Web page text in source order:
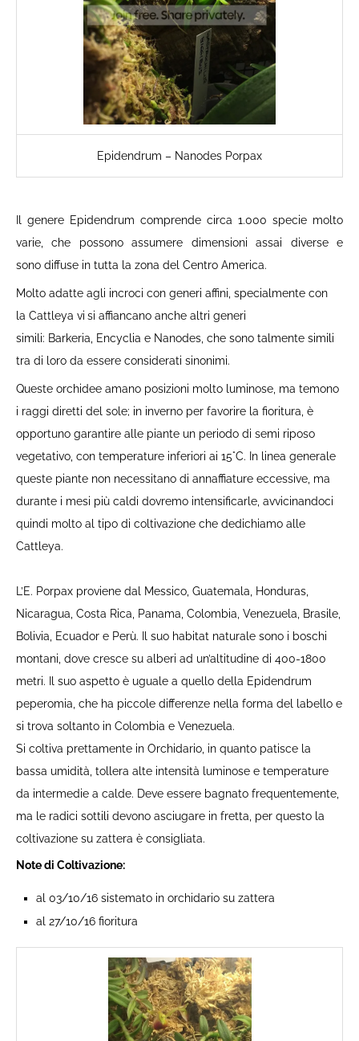
Epidendrum – Nanodes Porpax
Il genere Epidendrum comprende circa 1.000 specie molto
varie, che possono assumere dimensioni assai diverse e
sono diffuse in tutta la zona del Centro America.
Molto adatte agli incroci con generi affini, specialmente con
la Cattleya vi si affiancano anche altri generi
simili: Barkeria, Encyclia e Nanodes , che sono talmente simili
tra di loro da essere considerati sinonimi.
Queste orchidee amano posizioni molto luminose, ma temono
i raggi diretti del sole; in inverno per favorire la fioritura, è
opportuno garantire alle piante un periodo di semi riposo
vegetativo, con temperature inferiori ai 15°C. In linea generale
queste piante non necessitano di annaffiature eccessive, ma
durante i mesi più caldi dovremo intensificarle, avvicinandoci
quindi molto al tipo di coltivazione che dedichiamo alle
Cattleya.
L’E. Porpax proviene dal Messico, Guatemala, Honduras,
Nicaragua, Costa Rica, Panama, Colombia, Venezuela, Brasile,
Bolivia, Ecuador e Perù. Il suo habitat naturale sono i boschi
montani, dove cresce su alberi ad un’altitudine di 400-1800
metri. Il suo aspetto è uguale a quello della Epidendrum
peperomia, che ha piccole differenze nella forma del labello e
si trova soltanto in Colombia e Venezuela.
Si coltiva prettamente in Orchidario, in quanto patisce la
bassa umidità, tollera alte intensità luminose e temperature
da intermedie a calde. Deve essere bagnato frequentemente,
ma le radici sottili devono asciugare in fretta, per questo la
coltivazione su zattera è consigliata.
Note di Coltivazione:
al 03/10/16 sistemato in orchidario su zattera
al 27/10/16 fioritura